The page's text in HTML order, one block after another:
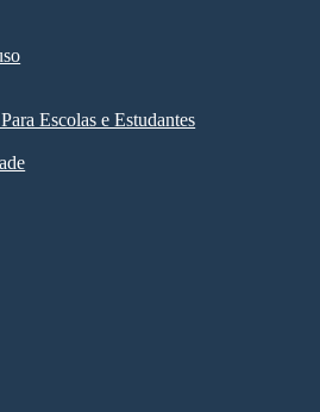
Escolas e Estudantes